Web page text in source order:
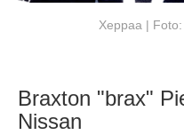
Xeppaa |
Braxton "brax"
Nissan